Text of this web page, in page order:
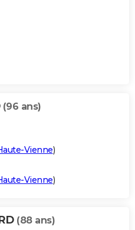
(96 ans)
Vienne)
Vienne)
(88 ans)